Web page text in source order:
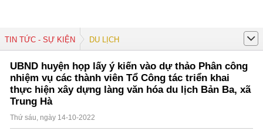
TIN TỨC - SỰ KIỆN DU LỊCH
UBND huyện họp lấy ý kiến vào dự thảo Phân công
nhiệm vụ các thành viên Tổ Công tác triển khai
thực hiện xây dựng làng văn hóa du lịch Bản Ba, xã
Trung Hà
Thứ sáu, ngày 14-10-2022